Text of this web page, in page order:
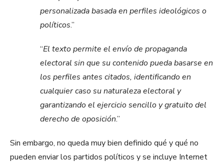
personalizada basada en perfiles ideológicos o
políticos.”
“El texto permite el envío de propaganda
electoral sin que su contenido pueda basarse en
los perfiles antes citados, identificando en
cualquier caso su naturaleza electoral y
garantizando el ejercicio sencillo y gratuito del
derecho de oposición.”
Sin embargo, no queda muy bien definido qué y qué no
pueden enviar los partidos políticos y se incluye Internet